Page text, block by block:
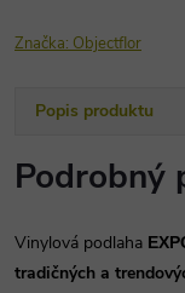
Značka: Objectflor
Popis produktu
Podrobný
Vinylová podlaha
tradičných a